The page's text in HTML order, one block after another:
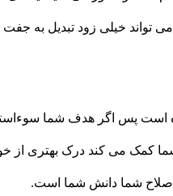
تواند خیلی زود تبدیل به
است پس اگر هدف شما
می کند درک بهتری از
صلاح شما دانش شما است.